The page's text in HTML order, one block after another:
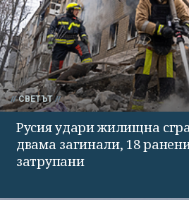
СВЕТЪТ
Русия удари жилищна
двама загинали, 18
затрупани